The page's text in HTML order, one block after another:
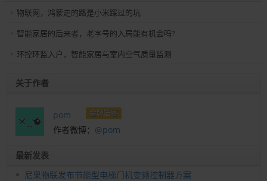
物联网，鸿蒙走的路是小米踩过的坑
智能家居的后来者，老字号的入局能有机会吗?
环控环监入户，智能家居与室内空气质量监测
关于作者
pom 金牌笛客
作者微博： @pom
最新发表
尼果物联发布节能型电梯门机变频控制器方案